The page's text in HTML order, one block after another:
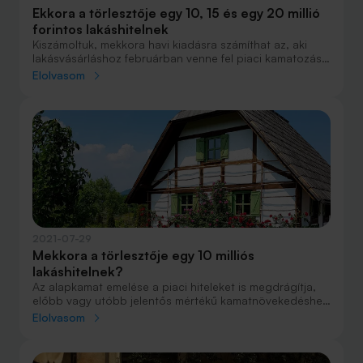
Ekkora a törlesztője egy 10, 15 és egy 20 millió
forintos lakáshitelnek
Kiszámoltuk, mekkora havi kiadásra számíthat az, aki
lakásvásárláshoz februárban venne fel piaci kamatozású
jelzáloghitelt.
Elolvasom
Mekkora a törlesztője egy 10 milliós
lakáshitelnek?
Az alapkamat emelése a piaci hiteleket is megdrágítja,
előbb vagy utóbb jelentős mértékű kamatnövekedéshez
vezet a lakosság számára is.
Elolvasom